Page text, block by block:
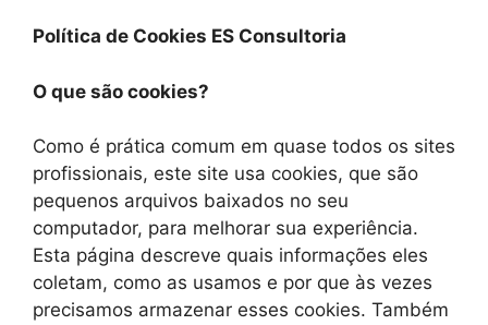
Política de Cookies ES Consultoria
O que são cookies?
Como é prática comum em quase todos os sites
profissionais, este site usa cookies, que são
pequenos arquivos baixados no seu
computador, para melhorar sua experiência.
Esta página descreve quais informações eles
coletam, como as usamos e por que às vezes
precisamos armazenar esses cookies. Também